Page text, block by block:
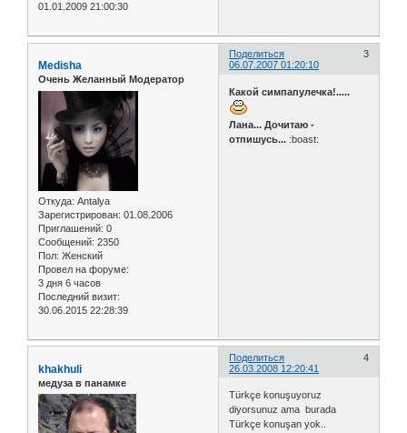
01.01.2009 21:00:30
Поделиться
3
06.07.2007 01:20:10
Medisha
Очень Желанный Модератор
Откуда: Antalya
Зарегистрирован: 01.08.2006
Приглашений: 0
Сообщений: 2350
Пол: Женский
Провел на форуме:
3 дня 6 часов
Последний визит:
30.06.2015 22:28:39
Какой симпапулечка!.....
Лана... Дочитаю -
отпишусь... :boast:
Поделиться
4
26.03.2008 12:20:41
khakhuli
медуза в панамке
Türkçe konuşuyoruz
diyorsunuz ama burada
Türkçe konuşan yok..